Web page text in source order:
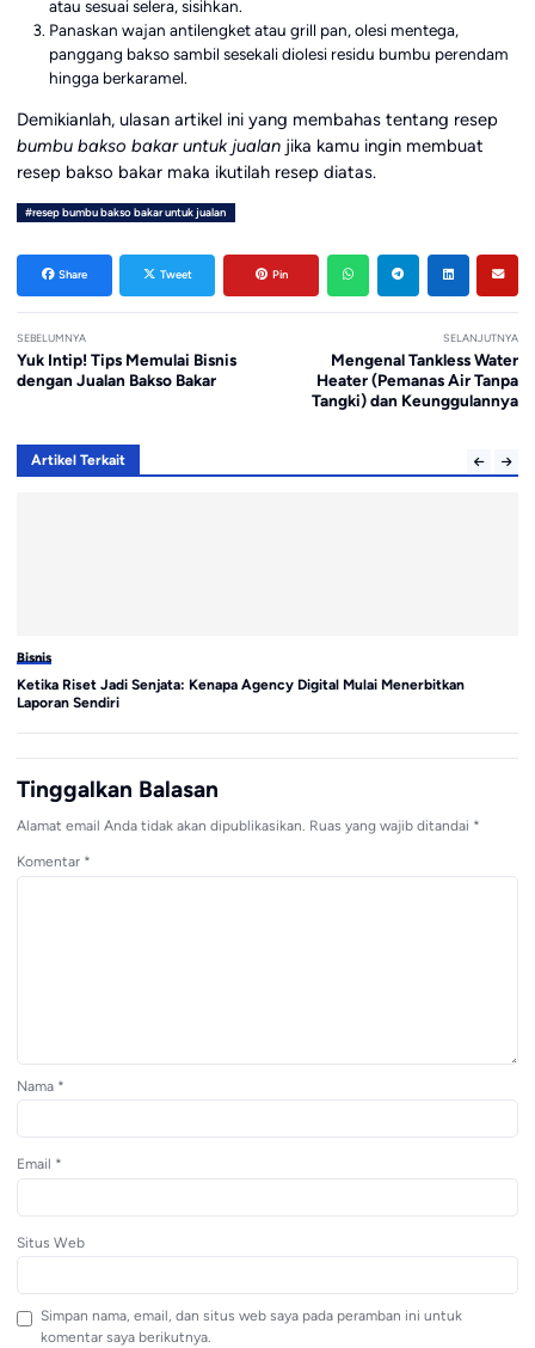
atau sesuai selera, sisihkan.
Panaskan wajan antilengket atau grill pan, olesi mentega,
panggang bakso sambil sesekali diolesi residu bumbu perendam
hingga berkaramel.
Demikianlah, ulasan artikel ini yang membahas tentang resep
bumbu bakso bakar untuk jualan jika kamu ingin membuat
resep bakso bakar maka ikutilah resep diatas.
#resep bumbu bakso bakar untuk jualan
Share Tweet Pin
SEBELUMNYA
Yuk Intip! Tips Memulai Bisnis
dengan Jualan Bakso Bakar
SELANJUTNYA
Mengenal Tankless Water
Heater (Pemanas Air Tanpa
Tangki) dan Keunggulannya
Artikel Terkait
Bisnis
Ketika Riset Jadi Senjata: Kenapa Agency Digital Mulai Menerbitkan
Laporan Sendiri
Tinggalkan Balasan
Alamat email Anda tidak akan dipublikasikan. Ruas yang wajib ditandai *
Komentar *
Nama *
Email *
Situs Web
Simpan nama, email, dan situs web saya pada peramban ini untuk
komentar saya berikutnya.